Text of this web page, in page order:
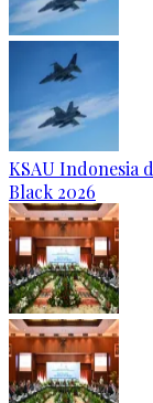
KSAU Indonesia
Black 2026